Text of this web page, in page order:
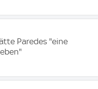
Paredes "eine